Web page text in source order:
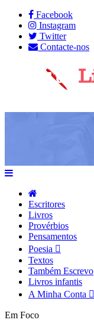
Facebook
Instagram
Twitter
Contacte-nos
Escritores
Livros
Provérbios
Pensamentos
Poesia
Textos
Também Escrevo
Livros infantis
A Minha Conta
Em Foco